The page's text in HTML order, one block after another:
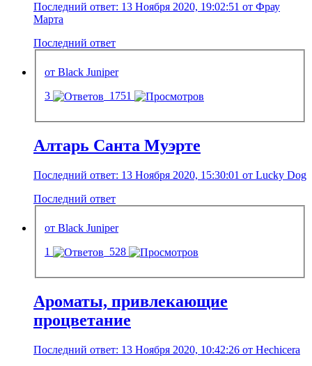
Последний ответ: 13 Ноября 2020, 19:02:51 от Фрау
Марта
Последний ответ
от Black Juniper
3
1751
Алтарь Санта Муэрте
Последний ответ: 13 Ноября 2020, 15:30:01 от Lucky Dog
Последний ответ
от Black Juniper
1
528
Ароматы, привлекающие
процветание
Последний ответ: 13 Ноября 2020, 10:42:26 от Hechicera